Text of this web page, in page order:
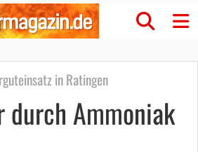
in Ratingen
Ammoniak